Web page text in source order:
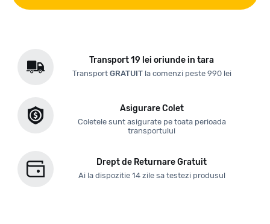
Transport 19 lei oriunde in tara
Transport GRATUITla comenzi peste 990 lei
Asigurare Colet
Coletele sunt asigurate pe toata perioada
transportului
Drept de Returnare Gratuit
Ai la dispozitie 14 zile sa testezi produsul